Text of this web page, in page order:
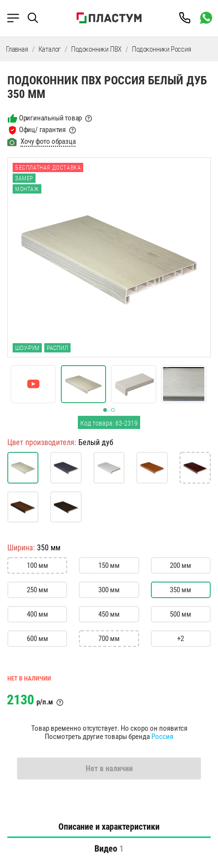
Главная Каталог Подоконники ПВХ Подоконники Россия
ПОДОКОННИК ПВХ РОССИЯ БЕЛЫЙ ДУБ
350 ММ
Оригинальный товар
Офиц/ гарантия
Хочу фото образца
БЕСПЛАТНАЯ ДОСТАВКА
ЗАМЕР
МОНТАЖ
ШОУ-РУМ РАСПИЛ
Код товара: 63-2319
Цвет производителя: Белый дуб
Ширина: 350 мм
100 мм 150 мм 200 мм
250 мм 300 мм 350 мм
400 мм 450 мм 500 мм
600 мм 700 мм +2
НЕТ В НАЛИЧИИ
2130 р/п.м
Товар временно отсутствует. Но скоро он появится
Посмотреть другие товары бренда Россия
Нет в наличии
Описание и характеристики
Видео 1